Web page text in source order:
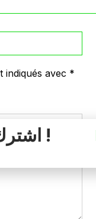
indiqués avec *
اشترك في نشرتنا الإخبارية !